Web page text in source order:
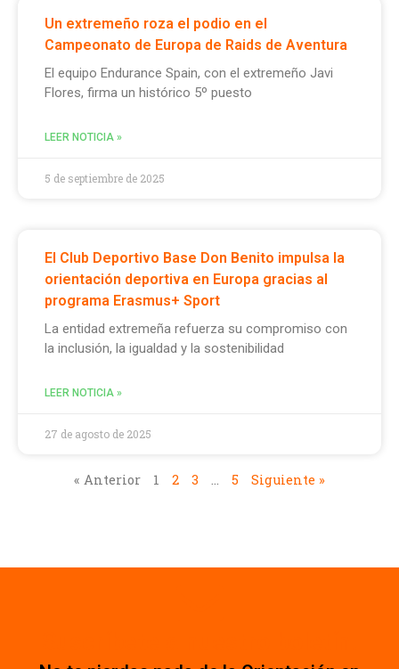
Un extremeño roza el podio en el
Campeonato de Europa de Raids de Aventura
El equipo Endurance Spain, con el extremeño Javi
Flores, firma un histórico 5º puesto
LEER NOTICIA »
5 de septiembre de 2025
El Club Deportivo Base Don Benito impulsa la
orientación deportiva en Europa gracias al
programa Erasmus+ Sport
La entidad extremeña refuerza su compromiso con
la inclusión, la igualdad y la sostenibilidad
LEER NOTICIA »
27 de agosto de 2025
« Anterior 1 2 3 … 5 Siguiente »